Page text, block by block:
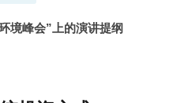
境峰会”上的演讲提纲